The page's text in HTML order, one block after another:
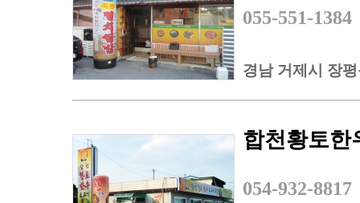
055-551-1384
경남 거제시 장
합천황토한
054-932-8817